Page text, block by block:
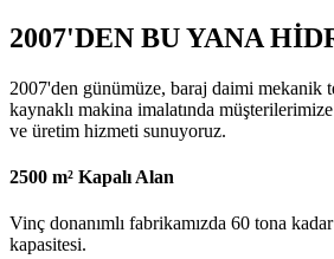
2007'DEN BU YANA
2007'den günümüze, baraj daimi mekanik
kaynaklı makina imalatında
ve üretim hizmeti sunuyoruz.
2500 m² Kapalı Alan
Vinç donanımlı fabrikamızda 60 tona
kapasitesi.